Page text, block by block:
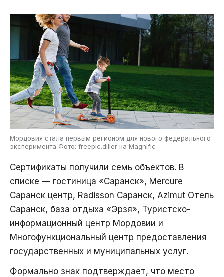
Мордовия стала первым регионом для нового федерального
эксперимента Фото: freepic.diller на Magnific
Сертификаты получили семь объектов. В
списке — гостиница «Саранск», Mercure
Саранск центр, Radisson Саранск, Azimut Отель
Саранск, база отдыха «Эрзя», Туристско-
информационный центр Мордовии и
Многофункциональный центр предоставления
государственных и муниципальных услуг.
Формально знак подтверждает, что место